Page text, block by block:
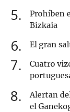
5
Prohíben
Bizkaia
6 El gran
7
Cuatro
8
Alertan
el